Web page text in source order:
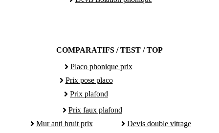
COMPARATIFS / TEST / TOP
Placo phonique prix
Prix pose placo
Prix plafond
Prix faux plafond
Mur anti bruit prix
Devis double vitrage